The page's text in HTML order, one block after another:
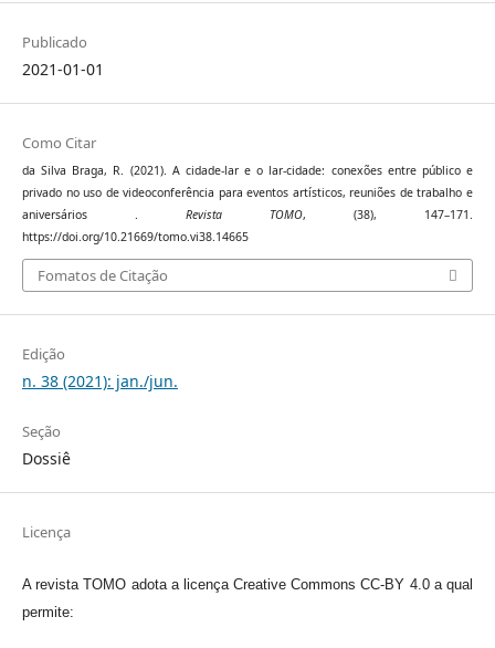
Publicado
2021-01-01
Como Citar
da Silva Braga, R. (2021). A cidade-lar e o lar-cidade: conexões entre público e
privado no uso de videoconferência para eventos artísticos, reuniões de trabalho e
aniversários . Revista TOMO, (38), 147–171.
https://doi.org/10.21669/tomo.vi38.14665
Fomatos de Citação
Edição
n. 38 (2021): jan./jun.
Seção
Dossiê
Licença
A revista TOMO adota a licença Creative Commons CC-BY 4.0 a qual
permite: